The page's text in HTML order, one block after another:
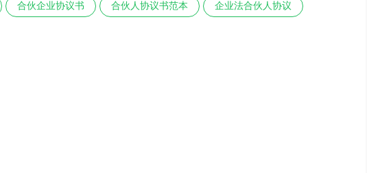
合伙企业协议书 合伙人协议书范本 企业法合伙人协议